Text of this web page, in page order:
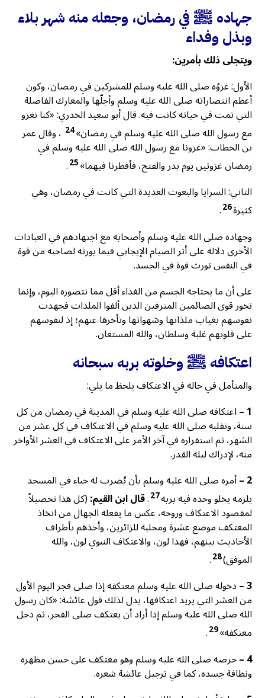
جهاده ﷺ في رمضان، وجعله منه شهر بلاء
وبذل وفداء
ويتجلى ذلك بأمرين:
الأول: غزوُه صلى الله عليه وسلم للمشركين في رمضان، وكون
أعظم انتصاراته صلى الله عليه وسلم وأجلّها والمعارك الفاصلة
التي تمت في حياته كانت فيه. قال أبو سعيد الخدري: «كنا نغزو
مع رسول الله صلى الله عليه وسلم في رمضان»24 ، وقال عمر
بن الخطاب: «غزونا مع رسول الله صلى الله عليه وسلم في
رمضان غزوتين يوم بدر والفتح، فأفطرنا فيهما»25
.
الثاني: السرايا والبعوث العديدة التي كانت في رمضان، وهي
كثيرة26
.
وجهاده صلى الله عليه وسلم وأصحابه مع اجتهادهم في العبادات
الأخرى دلالة على أثر الصيام الإيجابي فيما يورثه لصاحبه من قوة
في النفس تورث قوة في الجسد.
على أن ما يحتاجه الجسم من الغذاء أقل مما نتصوره اليوم، وإنما
تخور قوى الصائمين المترفين الذين ألفوا الملذات فجهدت
نفوسهم بغياب ملذاتها وشهواتها وتأخرها عنهم؛ إذ لنفوسهم
على قلوبهم غلبة وسلطان، والله المستعان.
اعتكافه ﷺ وخلوته بربه سبحانه
والمتأمل في حاله في الاعتكاف يلحظ ما يلي:
1 – اعتكافه صلى الله عليه وسلم في المدينة في رمضان من كل
سنة، وتقلبه صلى الله عليه وسلم في الاعتكاف في كل عشر من
الشهر، ثم استقراره في آخر الأمر على الاعتكاف في العشر الأواخر
منه، لإدراك ليلة القدر.
2 – أمره صلى الله عليه وسلم بأن يُضرب له خباء في المسجد
يلزمه يخلو وحده فيه بربه27
.قال ابن القيم:(كل هذا تحصيلاً
لمقصود الاعتكاف وروحه، عكس ما يفعله الجهال من اتخاذ
المعتكف موضع عشرة ومجلبة للزائرين، وأخذهم بأطراف
الأحاديث بينهم، فهذا لون، والاعتكاف النبوي لون، والله
الموفق)28
.
3 – دخوله صلى الله عليه وسلم معتكفه إذا صلى فجر اليوم الأول
من العشر التي يريد اعتكافها، يدل لذلك قول عائشة: «كان رسول
الله صلى الله عليه وسلم إذا أراد أن يعتكف صلى الفجر، ثم دخل
معتكفه»29
.
4 – حرصه صلى الله عليه وسلم وهو معتكف على حسن مظهره
ونظافة جسده، كما في ترجيل عائشة شعره.